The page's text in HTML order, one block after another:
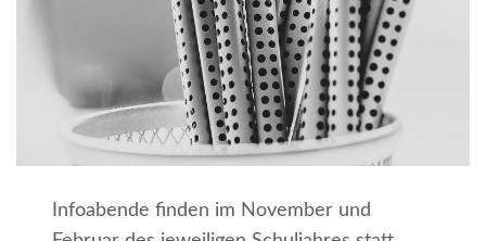
Infoabende finden im November und